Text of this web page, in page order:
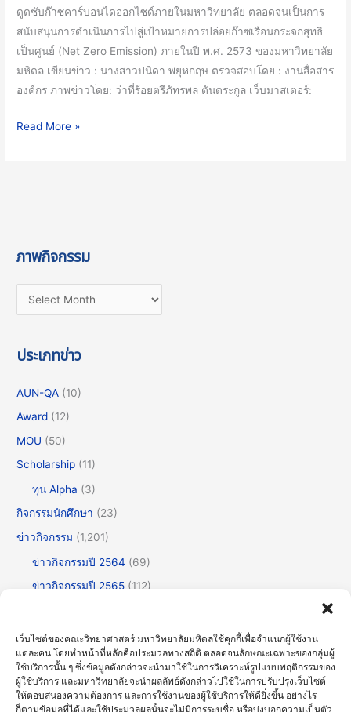
เว็บไซต์ของคณะวิทยาศาสตร์ มหาวิทยาลัยมหิดลใช้คุกกี้เพื่อจำแนกผู้ใช้งาน
แต่ละคน โดยทำหน้าที่หลักคือประมวลทางสถิติ ตลอดจนลักษณะเฉพาะของกลุ่มผู้
ใช้บริการนั้น ๆ ซึ่งข้อมูลดังกล่าวจะนำมาใช้ในการวิเคราะห์รูปแบบพฤติกรรมของ
ผู้ใช้บริการ และมหาวิทยาลัยจะนำผลลัพธ์ดังกล่าวไปใช้ในการปรับปรุงเว็บไซต์
ให้ตอบสนองความต้องการ และการใช้งานของผู้ใช้บริการให้ดียิ่งขึ้น อย่างไร
ก็ตามข้อมูลที่ได้และใช้ประมวลผลนั้นจะไม่มีการระบุชื่อ หรือบ่งบอกความเป็นตัว
ดูดซับก๊าซคาร์บอนไดออกไซด์ภายในมหาวิทยาลัย ตลอดจนเป็นการ
สนับสนุนการดำเนินการไปสู่เป้าหมายการปล่อยก๊าซเรือนกระจกสุทธิ
เป็นศูนย์ (Net Zero Emission) ภายในปี พ.ศ. 2573 ของมหาวิทยาลัย
มหิดล เขียนข่าว : นางสาวปนิดา พยุหกฤษ ตรวจสอบโดย : งานสื่อสาร
องค์กร ภาพข่าวโดย: ว่าที่ร้อยตรีภัทรพล ตันตระกูล เว็บมาสเตอร์:
Read More »
ภาพกิจกรรม
ประเภทข่าว
AUN-QA (10)
Award (12)
MOU (50)
Scholarship (11)
ทุน Alpha (3)
กิจกรรมนักศึกษา (23)
ข่าวกิจกรรม (1,201)
ข่าวกิจกรรมปี 2564 (69)
ข่าวกิจกรรมปี 2565 (112)
ข่าวกิจกรรมปี 2567 (252)
ข่าวกิจกรรมปี 2568(355)
ข่าวกิจกรรมปี 2569(191)
ข่าวทั่วไป(716)